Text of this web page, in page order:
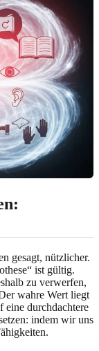
gesagt, nützlicher.
ist gültig.
zu verwerfen,
wahre Wert liegt
eine durchdachtere
indem wir uns